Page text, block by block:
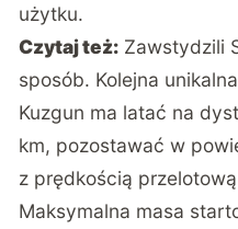
użytku.
Czytaj też: Zawstydzili
sposób. Kolejna
Kuzgun ma latać na
km, pozostawać w
z prędkością
Maksymalna masa